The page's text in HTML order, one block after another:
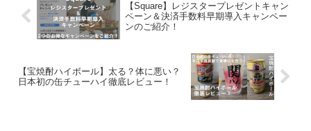
【Square】レジスタープレゼントキャン
ペーン＆決済手数料早期導入キャンペー
ンのご紹介！
【宝焼酎ハイボール】太る？体に悪い？
日本初の缶チューハイ徹底レビュー！